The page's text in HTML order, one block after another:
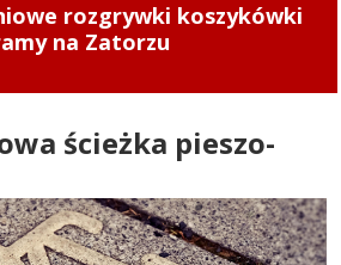
jest nieutwardzone
utrudnia poruszanie się
ścieżka pieszo-